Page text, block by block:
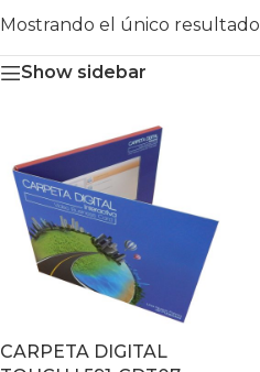
Mostrando el único resultado
Show sidebar
CARPETA DIGITAL